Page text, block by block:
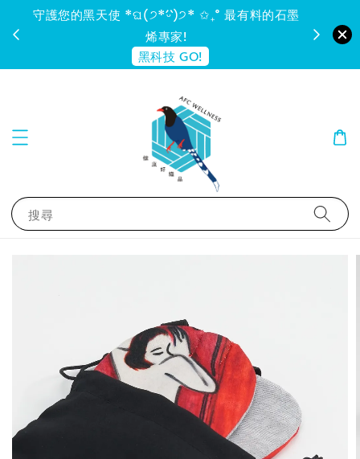
守護您的黑天使 *ଘ(੭*ˊᵕˋ)੭* ✩₊˚ 最有料的石墨
烯專家!
黑科技 GO!
搜尋